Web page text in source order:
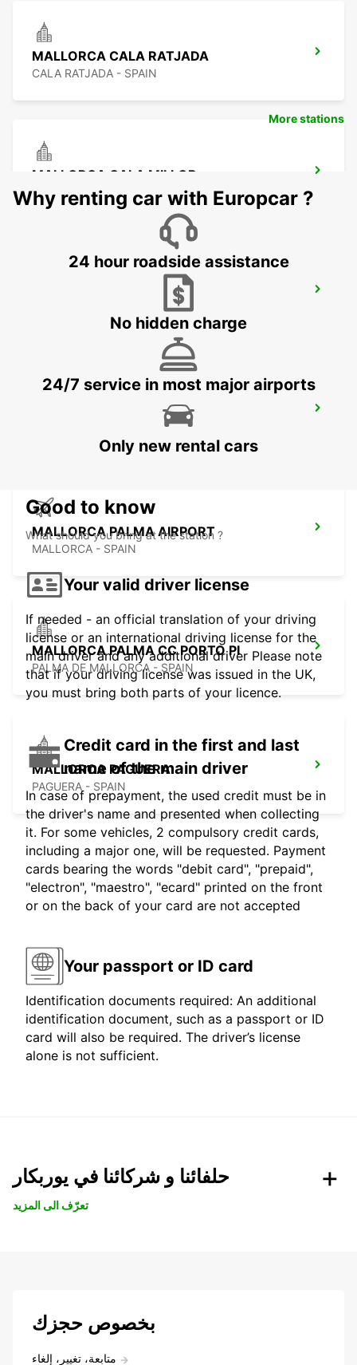
MALLORCA CALA RATJADA
CALA RATJADA - SPAIN
MALLORCA CALA MILLOR
CALA MILLOR - SPAIN
MALLORCA ALCUDIA BELLEVUE
MALLORCA PLAYA DE PALMA (ARENAL)
MALLORCA PALMA AIRPORT
MALLORCA - SPAIN
MALLORCA PALMA CC PORTO PI
PALMA DE MALLORCA - SPAIN
MALLORCA PAGUERA
PAGUERA - SPAIN
More stations
Why renting car with Europcar ?
24 hour roadside assistance
No hidden charge
24/7 service in most major airports
Only new rental cars
Good to know
What should you bring at the station ?
Your valid driver license
If needed - an official translation of your driving
license or an international driving license for the
main driver and any additional driver Please note
that if your driving license was issued in the UK,
you must bring both parts of your licence.
Credit card in the first and last
name of the main driver
In case of prepayment, the used credit must be in
the driver's name and presented when collecting
it. For some vehicles, 2 compulsory credit cards,
including a major one, will be requested. Payment
cards bearing the words "debit card", "prepaid",
"electron", "maestro", "ecard" printed on the front
or on the back of your card are not accepted
Your passport or ID card
Identification documents required: An additional
identification document, such as a passport or ID
card will also be required. The driver’s license
alone is not sufficient.
حلفائنا و شركائنا في يوربكار
تعرّف الى المزيد
بخصوص حجزك
متابعة، تغيير، إلغاء